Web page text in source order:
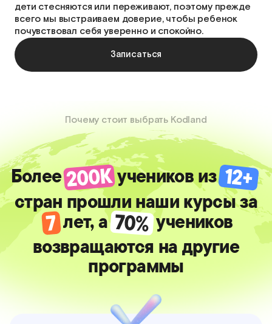
понять уровень его подготовки. Если вы еще
не выбрали направление, поможем и с этим —
ребенок попробует себя в прямо на вводном уроке!
Записаться
Почему стоит выбрать Kodland
Более
учеников из
стран прошли наши курсы за
лет, а
учеников
возвращаются на другие
программы